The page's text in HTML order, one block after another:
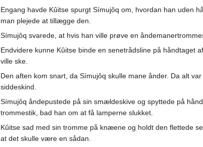
Engang havde Kûitse spurgt Símujôq om, hvordan han uden
man plejede at tillægge den.
Símujôq svarede, at hvis han ville prøve en
Endvidere kunne Kûitse binde en senetrådsline på håndtaget
ville ske.
Den aften kom snart, da Símujôq skulle mane ånder. Da alt
siddeskind.
Símujôq åndepustede på sin smældeskive og spyttede på
trommestik, bad han om at få lamperne slukket.
Kûitse sad med sin tromme på knæene og holdt den flettede
at det skulle være en sådan.